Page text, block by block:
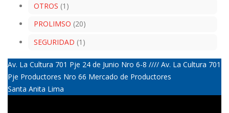
OTROS (1)
PROLIMSO (20)
SEGURIDAD (1)
Av. La Cultura 701 Pje 24 de Junio Nro 6-8 //// Av. La Cultura 701
Pje Productores Nro 66 Mercado de Productores
Santa Anita Lima